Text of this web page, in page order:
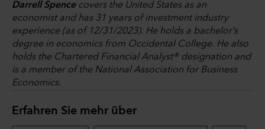
Darrell Spencecovers the United States as an
economist and has 31 years of investment industry
experience (as of 12/31/2023). He holds a bachelor’s
degree in economics from Occidental College. He also
holds the Chartered Financial Analyst® designation and
is a member of the National Association for Business
Economics.
Erfahren Sie mehr über